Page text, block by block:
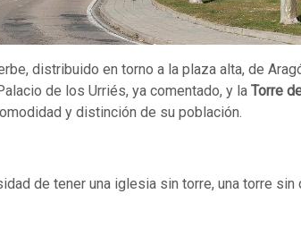
distribuido en torno a la plaza alta, de
de los Urriés, ya comentado, y la Torre
y distinción de su población.
de tener una iglesia sin torre, una torre sin